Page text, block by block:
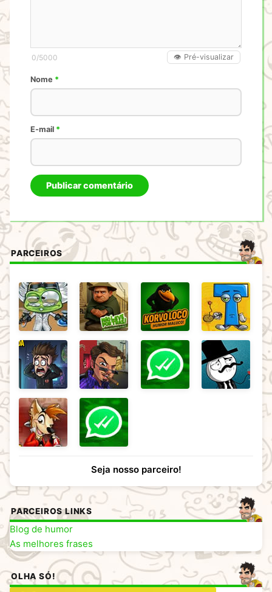
0/5000 👁️ Pré-visualizar
Nome *
E-mail *
PARCEIROS
Seja nosso parceiro!
PARCEIROS LINKS
Blog de humor
As melhores frases
OLHA SÓ!